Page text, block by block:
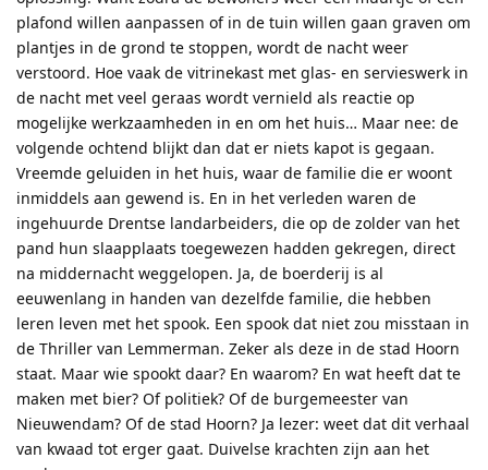
plafond willen aanpassen of in de tuin willen gaan graven om
plantjes in de grond te stoppen, wordt de nacht weer
verstoord. Hoe vaak de vitrinekast met glas- en servieswerk in
de nacht met veel geraas wordt vernield als reactie op
mogelijke werkzaamheden in en om het huis… Maar nee: de
volgende ochtend blijkt dan dat er niets kapot is gegaan.
Vreemde geluiden in het huis, waar de familie die er woont
inmiddels aan gewend is. En in het verleden waren de
ingehuurde Drentse landarbeiders, die op de zolder van het
pand hun slaapplaats toegewezen hadden gekregen, direct
na middernacht weggelopen. Ja, de boerderij is al
eeuwenlang in handen van dezelfde familie, die hebben
leren leven met het spook. Een spook dat niet zou misstaan in
de Thriller van Lemmerman. Zeker als deze in de stad Hoorn
staat. Maar wie spookt daar? En waarom? En wat heeft dat te
maken met bier? Of politiek? Of de burgemeester van
Nieuwendam? Of de stad Hoorn? Ja lezer: weet dat dit verhaal
van kwaad tot erger gaat. Duivelse krachten zijn aan het